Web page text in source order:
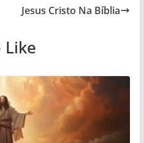
Jesus Cristo Na Bíblia
Like